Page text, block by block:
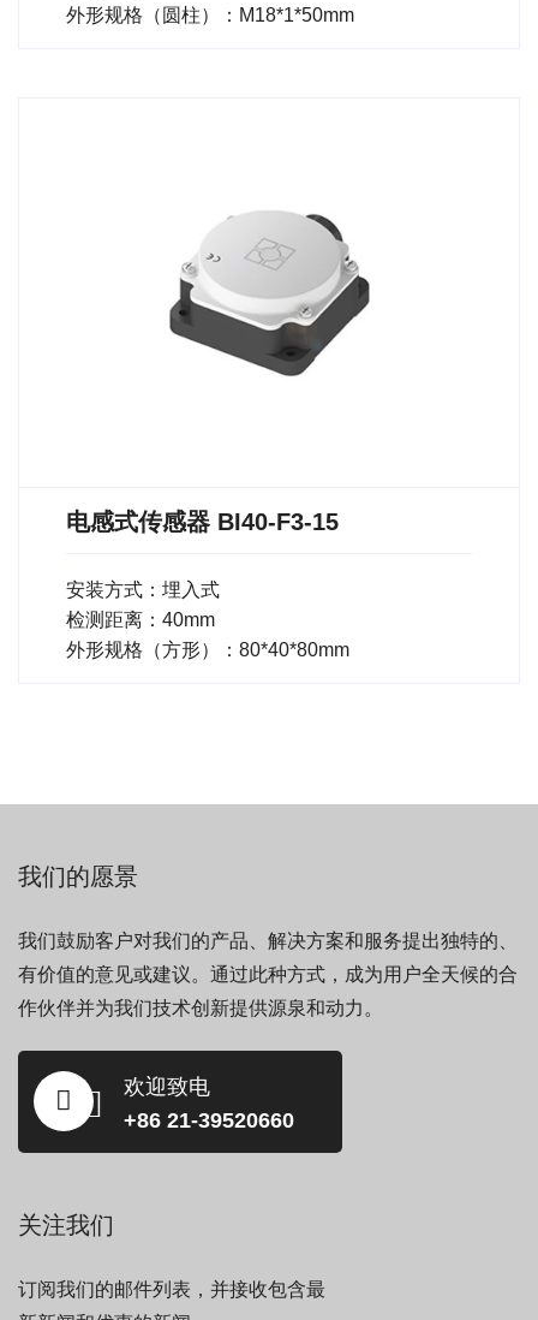
外形规格（圆柱）：M18*1*50mm
电感式传感器 BI40-F3-15
安装方式：埋入式
检测距离：40mm
外形规格（方形）：80*40*80mm
我们的愿景
我们鼓励客户对我们的产品、解决方案和服务提出独特的、
有价值的意见或建议。通过此种方式，成为用户全天候的合
作伙伴并为我们技术创新提供源泉和动力。
欢迎致电
+86 21-39520660
关注我们
订阅我们的邮件列表，并接收包含最